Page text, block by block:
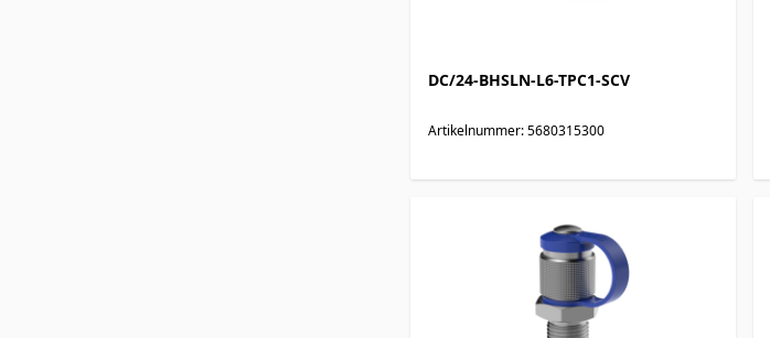
DC/24-BHSLN-L6-TPC1-SCV
Artikelnummer: 5680315300